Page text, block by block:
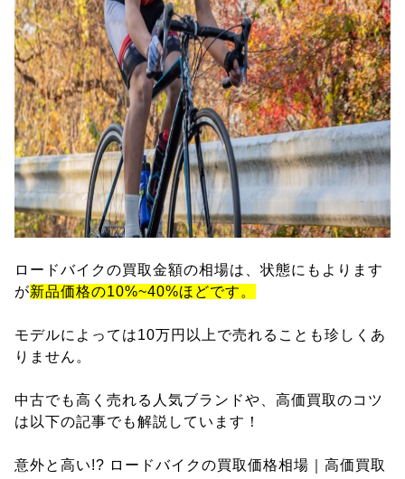
ロードバイクの買取金額の相場は、状態にもよります
が新品価格の10%~40%ほどです。
モデルによっては10万円以上で売れることも珍しくあ
りません。
中古でも高く売れる人気ブランドや、高価買取のコツ
は以下の記事でも解説しています！
意外と高い!? ロードバイクの買取価格相場｜高価買取